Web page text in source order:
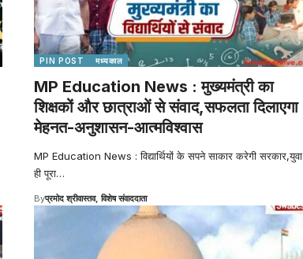
PIN POST मध्यकाल
MP Education News : मुख्यमंत्री का
शिक्षकों और छात्राओं से संवाद,सफलता दिलाएगा
मेहनत-अनुशासन-आत्मविश्वास
MP Education News : विद्यार्थियों के सपने साकार करेगी सरकार,युवा
ही पूरा…
Byप्रमोद श्रीवास्तव, विशेष संवाददाता